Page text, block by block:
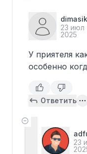
23 июл
2025
У приятеля
особенно
Ответить
23